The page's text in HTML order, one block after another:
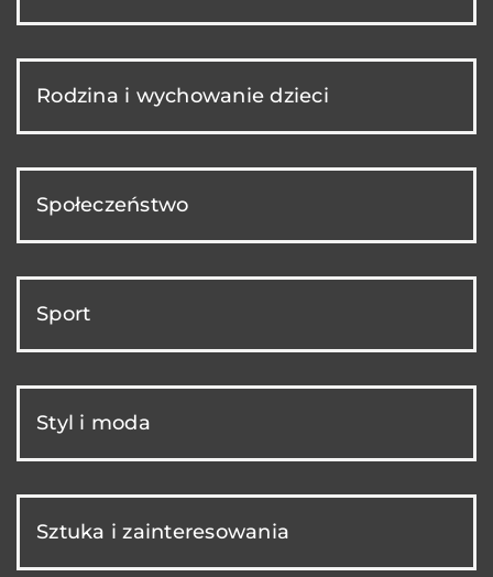
Rodzina i wychowanie dzieci
Społeczeństwo
Sport
Styl i moda
Sztuka i zainteresowania